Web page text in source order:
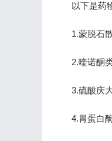
以下是药物
1.蒙脱石散
2.喹诺酮类
3.硫酸庆大
4.胃蛋白酶